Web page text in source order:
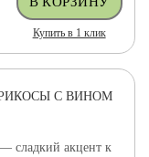
Купить в 1 клик
С ВИНОМ
сладкий акцент к